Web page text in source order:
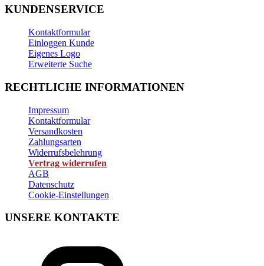
KUNDENSERVICE
Kontaktformular
Einloggen Kunde
Eigenes Logo
Erweiterte Suche
RECHTLICHE INFORMATIONEN
Impressum
Kontaktformular
Versandkosten
Zahlungsarten
Widerrufsbelehrung
Vertrag widerrufen
AGB
Datenschutz
Cookie-Einstellungen
UNSERE KONTAKTE